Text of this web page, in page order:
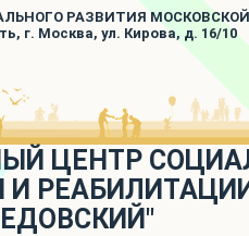
РАЗВИТИЯ
г. Москва, ул. Кирова, д. 16/10
ЦЕНТР
РЕАБИЛИТАЦИИ